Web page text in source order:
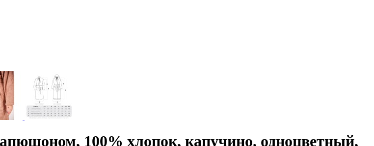
100% хлопок, капучино, одноцветный,